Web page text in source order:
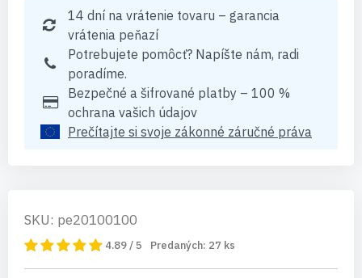
14 dní na vrátenie tovaru – garancia
vrátenia peňazí
Potrebujete pomôcť? Napíšte nám, radi
poradíme.
Bezpečné a šifrované platby – 100 %
ochrana vašich údajov
Prečítajte si svoje zákonné záručné práva
SKU: pe20100100
4.89 / 5 Predaných: 27 ks